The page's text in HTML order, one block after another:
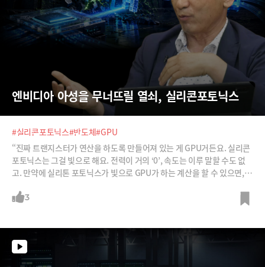
엔비디아 아성을 무너뜨릴 열쇠, 실리콘포토닉스
#실리콘포토닉스#반도체#GPU
“진짜 트랜지스터가 연산을 하도록 만들어져 있는 게 GPU거든요. 실리콘
포토닉스는 그걸 빛으로 해요. 전력이 거의 ‘0’, 속도는 이루 말할 수도 없
고. 만약에 실리톤 포토닉스가 빛으로 GPU가 하는 계산을 할 수 있으면,
수 있다면 엄청난 혁명을 몰고 올 거라는 박영준 전 서울대 전기공학부 교
3